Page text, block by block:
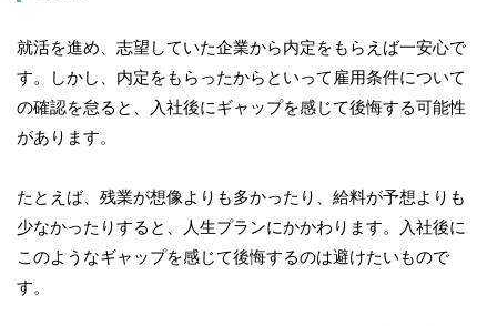
就活を進め、志望していた企業から内定をもらえば一安心で
す。しかし、内定をもらったからといって雇用条件について
の確認を怠ると、入社後にギャップを感じて後悔する可能性
があります。
たとえば、残業が想像よりも多かったり、給料が予想よりも
少なかったりすると、人生プランにかかわります。入社後に
このようなギャップを感じて後悔するのは避けたいもので
す。